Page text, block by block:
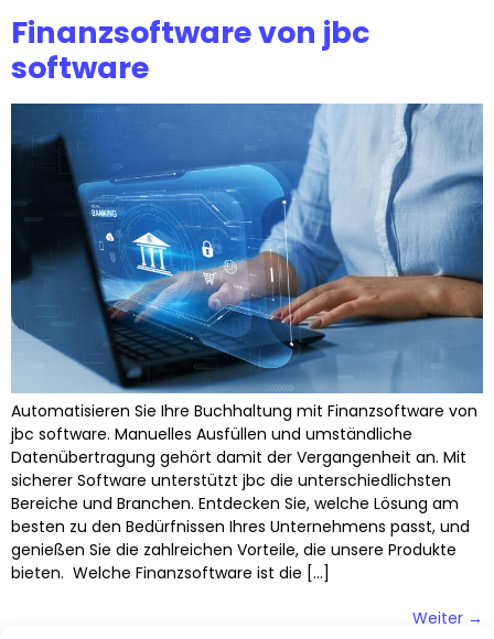
Finanzsoftware von jbc
software
Automatisieren Sie Ihre Buchhaltung mit Finanzsoftware von
jbc software. Manuelles Ausfüllen und umständliche
Datenübertragung gehört damit der Vergangenheit an. Mit
sicherer Software unterstützt jbc die unterschiedlichsten
Bereiche und Branchen. Entdecken Sie, welche Lösung am
besten zu den Bedürfnissen Ihres Unternehmens passt, und
genießen Sie die zahlreichen Vorteile, die unsere Produkte
bieten. Welche Finanzsoftware ist die […]
Weiter →